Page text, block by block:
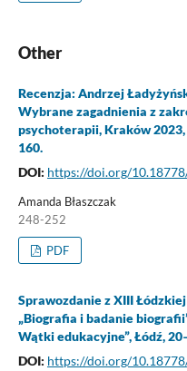
Other
Recenzja: Andrzej
Wybrane zagadnienia z
psychoterapii, Kraków 2023,
160.
DOI: https://doi.org/
Amanda Błaszczak
248-252
PDF
Sprawozdanie z XIII
„Biografia i badanie
Wątki eduka­cyjne”, Łódź,
DOI: https://doi.org/